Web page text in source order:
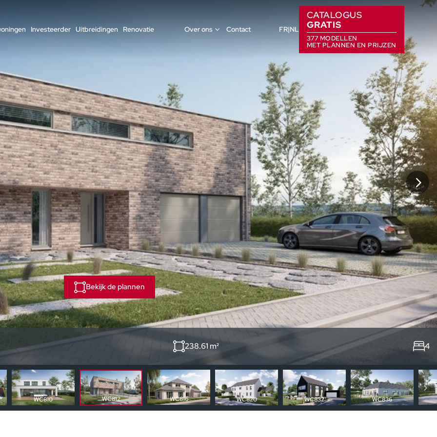
Investeerder Uitbreidingen Renovatie Over ons Contact FR NL
CATALOGUS
GRATIS
377 MODELLEN
MET PLANNEN EN PRIJZEN
Bekijk de plannen
238.61 m² 4
WC810 WC812 WC816 WC820 WC832 WC836